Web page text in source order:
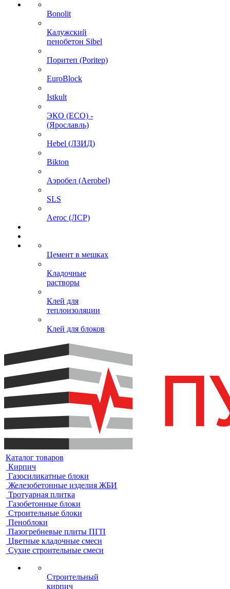
Bonolit
Калужский
пенобетон Sibel
Поритеп (Poritep)
EuroBlock
Istkult
ЭКО (ECO) -
(Ярославль)
Hebel (ЛЗИД)
Bikton
Аэробел (Aerobel)
SLS
Aeroc (ЛСР)
Цемент в мешках
Кладочные
растворы
Клей для
теплоизоляции
Клей для блоков
Каталог товаров
Кирпич
Газосиликатные блоки
Железобетонные изделия ЖБИ
Тротуарная плитка
Газобетонные блоки
Строительные блоки
Пеноблоки
Пазогребневые плиты ПГП
Цветные кладочные смеси
Сухие строительные смеси
Строительный
кирпич